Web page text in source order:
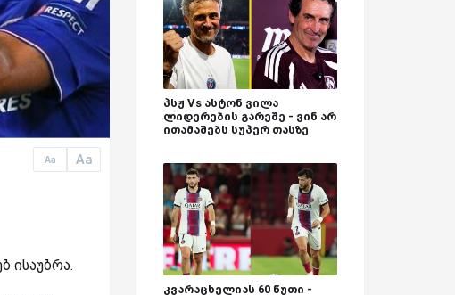
Aa Aa
ისაუბრა.
პსჟ Vs ასტონ ვილა
ლიდერების გარეშე - ვინ არ
ითამაშებს სუპერ თასზე
კვარაცხელიას 60 წუთი -